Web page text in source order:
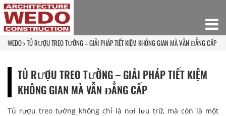
WEDO TỦ RƯỢU TREO TƯỜNG – GIẢI PHÁP TIẾT KIỆM KHÔNG GIAN MÀ VẪN ĐẲNG CẤP
TỦ RƯỢU TREO TƯỜNG – GIẢI PHÁP TIẾT KIỆM
KHÔNG GIAN MÀ VẪN ĐẲNG CẤP
Tủ rượu treo tường không chỉ là nơi lưu trữ, mà còn là một